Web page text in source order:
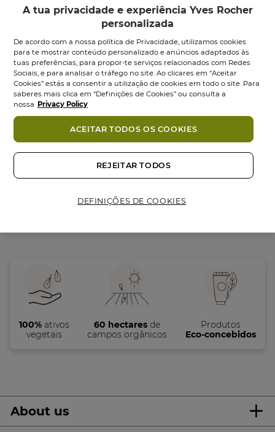
Volume Champô
Texturizante
Volume...
0.0 (0)
0.0
em
5,95 €
Adicionar
100%ativos
vegetais
60 hectares de
campos orgânicos
Produtos
Eco-concebidos
About us
A tua privacidade e experiência Yves Rocher
personalizada
De acordo com a nossa política de Privacidade, utilizamos cookies
para te mostrar conteúdo personalizado e anúncios adaptados às
tuas preferências, para propor-te serviços relacionados com Redes
Sociais, e para analisar o tráfego no site. Ao clicares em “Aceitar
Cookies” estás a consentir a utilização de cookies em todo o site. Para
saberes mais clica em “Definições de Cookies” ou consulta a
nossa Privacy Policy
DEFINIÇÕES DE COOKIES
REJEITAR TODOS
ACEITAR TODOS OS COOKIES